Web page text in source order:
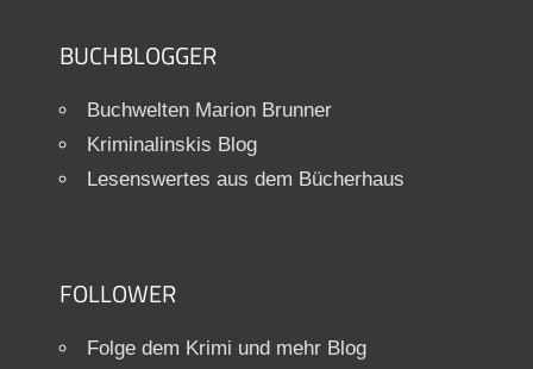
BUCHBLOGGER
Buchwelten Marion Brunner
Kriminalinskis Blog
Lesenswertes aus dem Bücherhaus
FOLLOWER
Folge dem Krimi und mehr Blog